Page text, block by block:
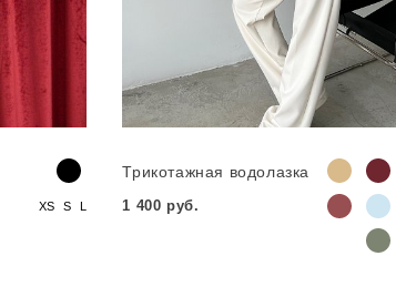
XS S L
Трикотажная водолазка
1 400 руб.